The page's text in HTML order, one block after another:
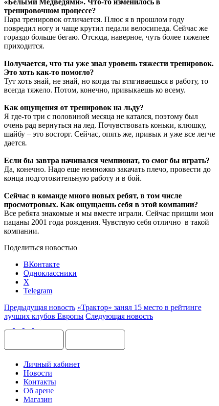
тренировочном процессе?
Пара тренировок отличается. Плюс я в прошлом году
повредил ногу и чаще крутил педали велосипеда. Сейчас же
гораздо больше бегаю. Отсюда, наверное, чуть более тяжелее
приходится.
Получается, что ты уже знал уровень тяжести тренировок.
Это хоть как-то помогло?
Тут хоть знай, не знай, но когда ты втягиваешься в работу, то
всегда тяжело. Потом, конечно, привыкаешь ко всему.
Как ощущения от тренировок на льду?
Я где-то три с половиной месяца не катался, поэтому был
очень рад вернуться на лед. Почувствовать коньки, клюшку,
шайбу – это восторг. Сейчас, опять же, привык и уже все легче
дается.
Если бы завтра начинался чемпионат, то смог бы играть?
Да, конечно. Надо еще немножко закачать плечо, провести до
конца подготовительную работу и в бой.
Сейчас в команде много новых ребят, в том числе
просмотровых. Как ощущаешь себя в этой компании?
Все ребята знакомые и мы вместе играли. Сейчас пришли мои
пацаны 2001 года рождения. Чувствую себя отлично в такой
компании.
Поделиться новостью
ВКонтакте
Одноклассники
X
Telegram
Предыдущая новость «Трактор» занял 15 место в рейтинге
лучших клубов Европы Следующая новость
Личный кабинет
Новости
Контакты
Об арене
Магазин